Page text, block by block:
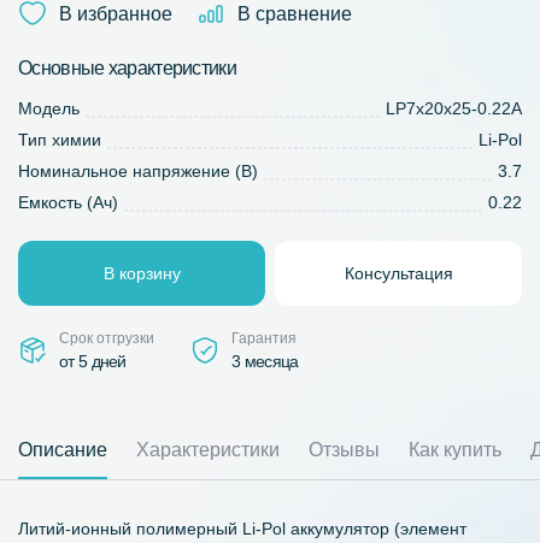
из
В избранное В сравнение
Основные характеристики
Модель
LP7x20x25-0.22A
Тип химии
Li-Pol
Номинальное напряжение (В)
3.7
Емкость (Ач)
0.22
В корзину Консультация
Срок отгрузки
от 5 дней
Гарантия
3 месяца
Описание Характеристики Отзывы Как купить
Литий-ионный полимерный Li-Pol аккумулятор (элемент